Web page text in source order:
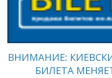
ВНИМАНИЕ:
БИЛЕТА